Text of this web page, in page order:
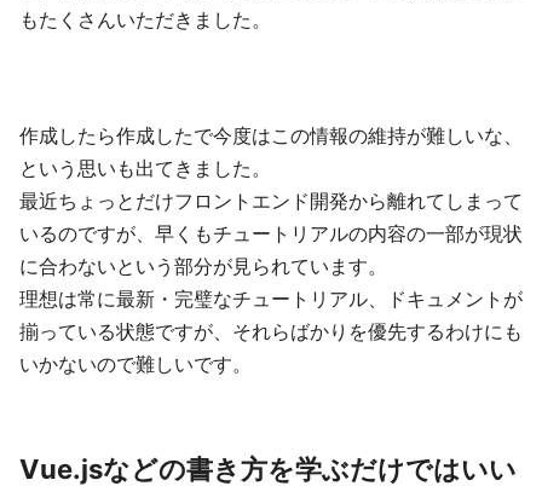
もたくさんいただきました。
作成したら作成したで今度はこの情報の維持が難しいな、
という思いも出てきました。
最近ちょっとだけフロントエンド開発から離れてしまって
いるのですが、早くもチュートリアルの内容の一部が現状
に合わないという部分が見られています。
理想は常に最新・完璧なチュートリアル、ドキュメントが
揃っている状態ですが、それらばかりを優先するわけにも
いかないので難しいです。
Vue.jsなどの書き方を学ぶだけではいい